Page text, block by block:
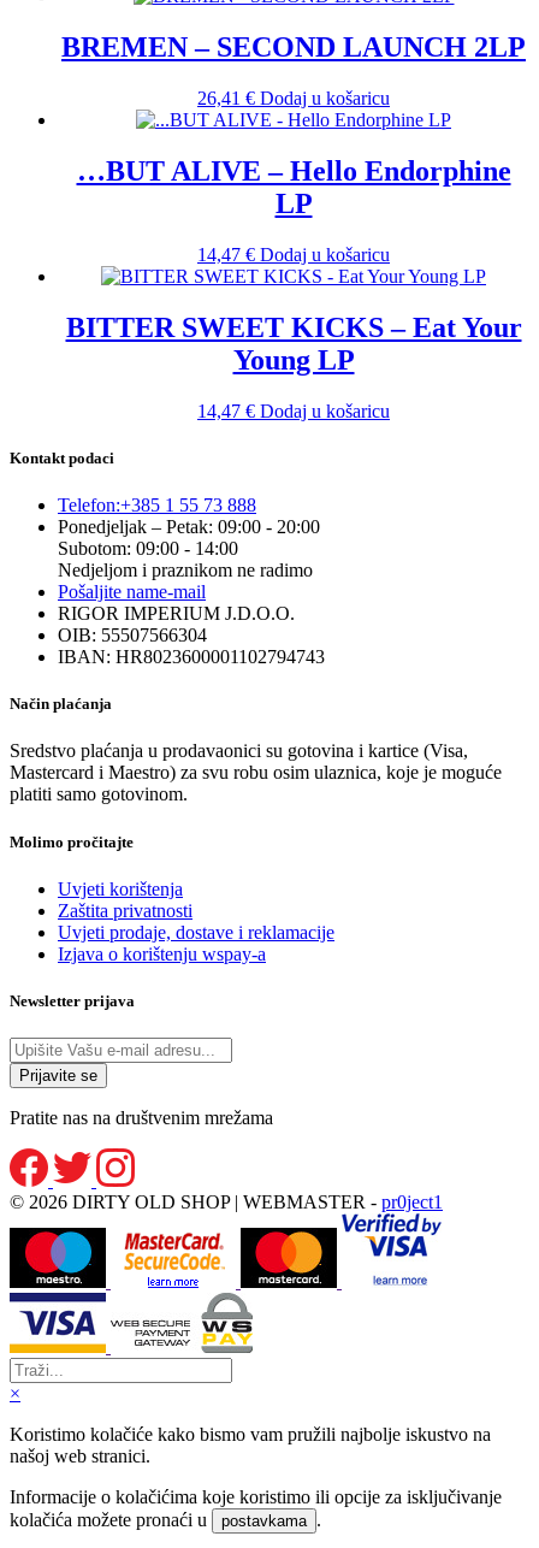
BREMEN – SECOND LAUNCH 2LP
26,41 € Dodaj u košaricu
…BUT ALIVE – Hello Endorphine
LP
14,47 € Dodaj u košaricu
BITTER SWEET KICKS – Eat Your
Young LP
14,47 € Dodaj u košaricu
Kontakt podaci
Telefon:+385 1 55 73 888
Ponedjeljak – Petak: 09:00 - 20:00
Subotom: 09:00 - 14:00
Nedjeljom i praznikom ne radimo
Pošaljite name-mail
RIGOR IMPERIUM J.D.O.O.
OIB: 55507566304
IBAN: HR8023600001102794743
Način plaćanja
Sredstvo plaćanja u prodavaonici su gotovina i kartice (Visa,
Mastercard i Maestro) za svu robu osim ulaznica, koje je moguće
platiti samo gotovinom.
Molimo pročitajte
Uvjeti korištenja
Zaštita privatnosti
Uvjeti prodaje, dostave i reklamacije
Izjava o korištenju wspay-a
Newsletter prijava
Pratite nas na društvenim mrežama
© 2026 DIRTY OLD SHOP | WEBMASTER - pr0ject1
×
Koristimo kolačiće kako bismo vam pružili najbolje iskustvo na
našoj web stranici.
Informacije o kolačićima koje koristimo ili opcije za isključivanje
kolačića možete pronaći u
postavkama .